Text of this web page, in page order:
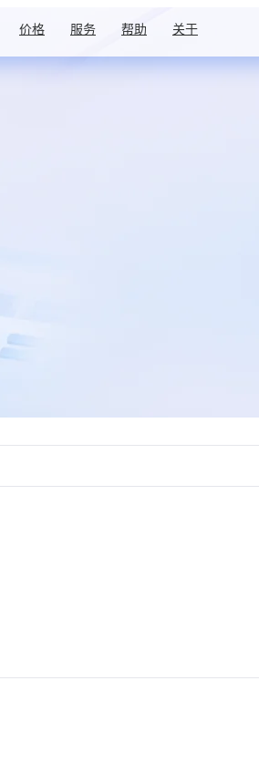
价格 服务 帮助 关于